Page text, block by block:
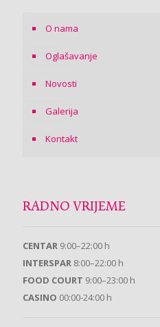
O nama
Oglašavanje
Novosti
Galerija
Kontakt
RADNO VRIJEME
CENTAR 9:00–22:00 h
INTERSPAR 8:00–22:00 h
FOOD COURT 9:00–23:00 h
CASINO 00:00-24:00 h